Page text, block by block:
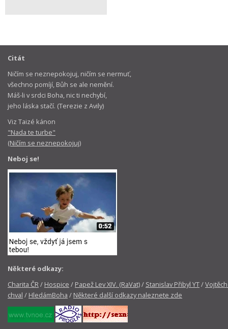
Citát
Ničím se neznepokojuj, ničím se nermuť,
všechno pomíjí, Bůh se ale nemění.
Máš-li v srdci Boha, nic ti nechybí,
jeho láska stačí. (Terezie z Avily)
Viz Taizé kánon
"Nada te turbe"
(Ničím se neznepokojuj)
Neboj se!
Některé odkazy:
Charita ČR / Hospice / Papež Lev XIV. (RaVat)/ Stanislav Přibyl YT/
chval / HledámBoha / Některé další odkazy naleznete zde